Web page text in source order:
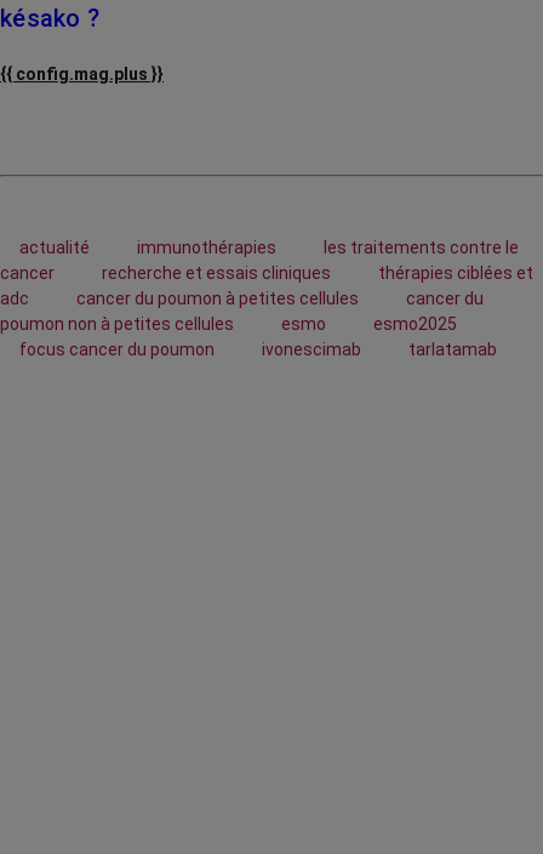
késako ?
{{ config.mag.plus }}
actualité immunothérapies
les traitements contre le
cancer
recherche et essais cliniques
thérapies ciblées et
adc
cancer du poumon à petites cellules
cancer du
poumon non à petites cellules
esmo
esmo2025
focus cancer du poumon
ivonescimab tarlatamab